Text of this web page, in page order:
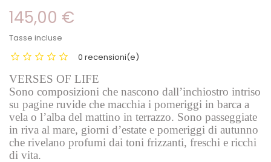
145,00 €
Tasse incluse
0 recensioni(e)
VERSES OF LIFE
Sono composizioni che nascono dall’inchiostro intriso
su pagine ruvide che macchia i pomeriggi in barca a
vela o l’alba del mattino in terrazzo. Sono passeggiate
in riva al mare, giorni d’estate e pomeriggi di autunno
che rivelano profumi dai toni frizzanti, freschi e ricchi
di vita.